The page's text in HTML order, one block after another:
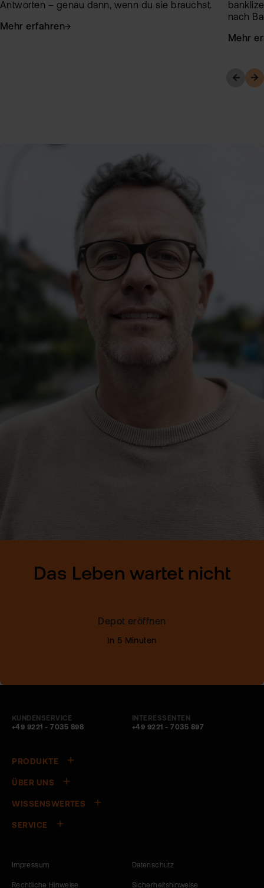
Antworten – genau dann, wenn du sie brauchst.
Mehr erfahren
nach
Mehr
Das Leben wartet nicht
Depot eröffnen
KUNDENSERVICE
+49 9221 - 7035 898
INTERESSENTEN
+49 9221 - 7035 897
PRODUKTE
ÜBER UNS
WISSENSWERTES
SERVICE
Impressum Datenschutz
Rechtliche Hinweise Sicherheitshinweise